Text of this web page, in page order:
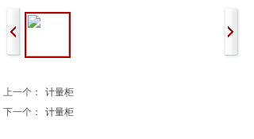
上一个：
计量柜
下一个：
计量柜